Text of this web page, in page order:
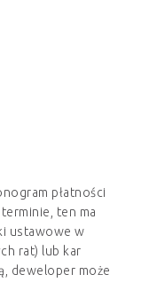
płatności
ten ma
ustawowe w
rat) lub kar
deweloper może